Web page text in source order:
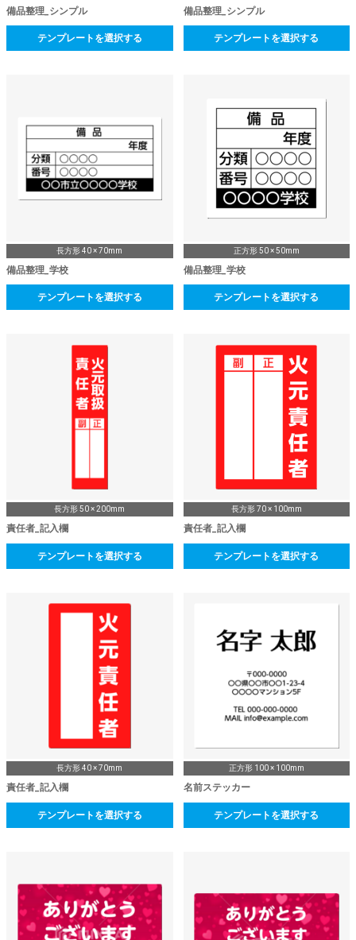
備品整理_シンプル
テンプレートを選択する
備品整理_シンプル
テンプレートを選択する
長方形 40 × 70mm
備品整理_学校
テンプレートを選択する
正方形 50 × 50mm
備品整理_学校
テンプレートを選択する
長方形 50 × 200mm
責任者_記入欄
テンプレートを選択する
長方形 70 × 100mm
責任者_記入欄
テンプレートを選択する
長方形 40 × 70mm
責任者_記入欄
テンプレートを選択する
正方形 100 × 100mm
名前ステッカー
テンプレートを選択する